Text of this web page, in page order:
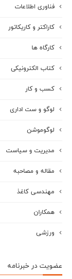
فناوری اطلاعات
کاراکتر و کاریکاتور
کارگاه ها
کتاب الکترونیکی
کسب و کار
لوگو و ست اداری
لوگوموشن
مدیریت و سیاست
مقاله و مصاحبه
مهندسی کاغذ
همکاران
ورزشی
عضویت در خبرنامه